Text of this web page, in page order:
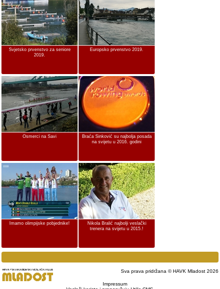
Svjetsko prvenstvo za seniore
2019.
Europsko prvenstvo 2019.
Osmerci na Savi
Braća Sinković su najbolja posada
na svijetu u 2016. godini
Imamo olimpijske pobjednike!
Nikola Bralić najbolji veslački
trenera na svijetu u 2015.!
Sva prava pridržana © HAVK Mladost 2026
Impressum